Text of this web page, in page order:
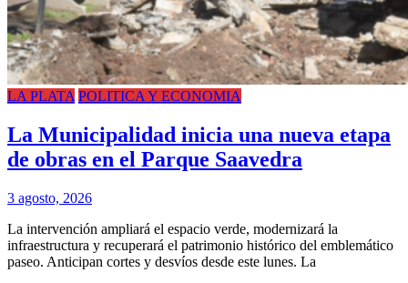
LA PLATA POLITICA Y ECONOMIA
La Municipalidad inicia una nueva etapa
de obras en el Parque Saavedra
3 agosto, 2026
La intervención ampliará el espacio verde, modernizará la
infraestructura y recuperará el patrimonio histórico del emblemático
paseo. Anticipan cortes y desvíos desde este lunes. La